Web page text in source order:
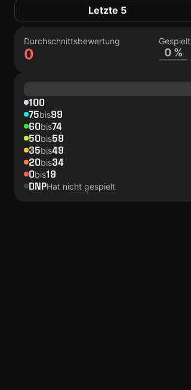
Letzte 5
Durchschnittsbewertung
0
Gespielt
0 %
100
75bis99
60bis74
50bis59
35bis49
20bis34
0bis19
DNPHat nicht gespielt